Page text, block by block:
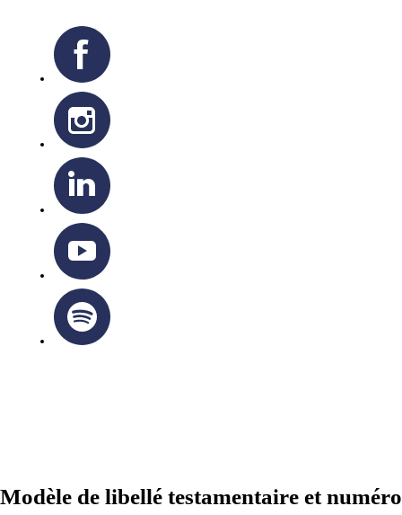
Modèle de libellé testamentaire et numéro